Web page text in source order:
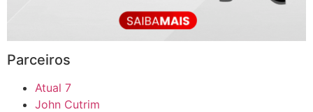
Parceiros
Atual 7
John Cutrim